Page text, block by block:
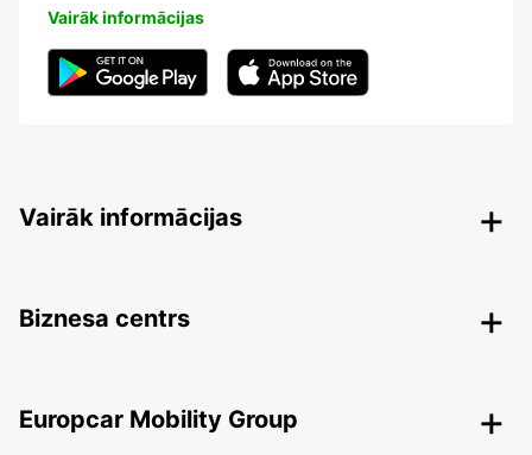
Vairāk informācijas
Vairāk informācijas
Biznesa centrs
Europcar Mobility Group